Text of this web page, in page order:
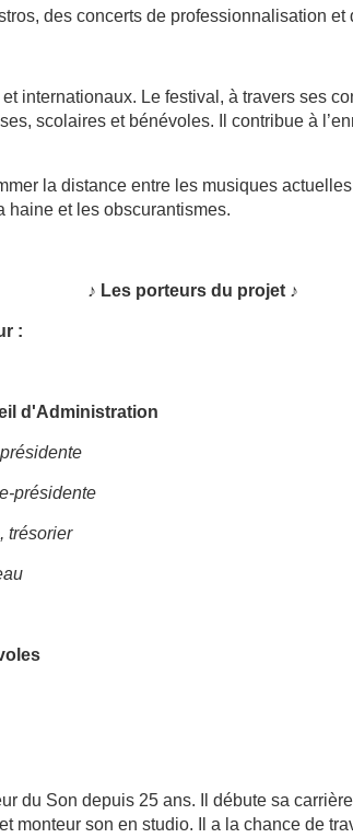
des concerts de professionnalisation et
internationaux. Le festival, à travers ses
scolaires et bénévoles. Il contribue à
la distance entre les musiques
haine et les obscurantismes.
♪ Les porteurs du projet ♪
:
d'Administration
présidente
trésorier
du Son depuis 25 ans. Il débute sa
monteur son en studio. Il a la chance de